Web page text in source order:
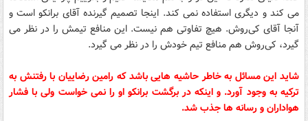
می کند و دیگری استفاده نمی کند. اینجا تصمیم گیرنده آقای برانکو است و
آنجا آقای کی‌روش. هیچ تفاوتی هم نیست. این منافع تیمش را در نظر می
گیرد، کی‌روش هم منافع تیم خودش را در نظر می گیرد.
شاید این مسائل به خاطر حاشیه هایی باشد که رامین رضاییان با رفتنش به
ترکیه به وجود آورد. و اینکه در برگشت برانکو او را نمی خواست ولی با فشار
هواداران و رسانه ها جذب شد.